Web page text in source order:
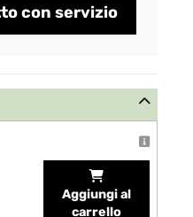
con servizio
Aggiungi al
carrello